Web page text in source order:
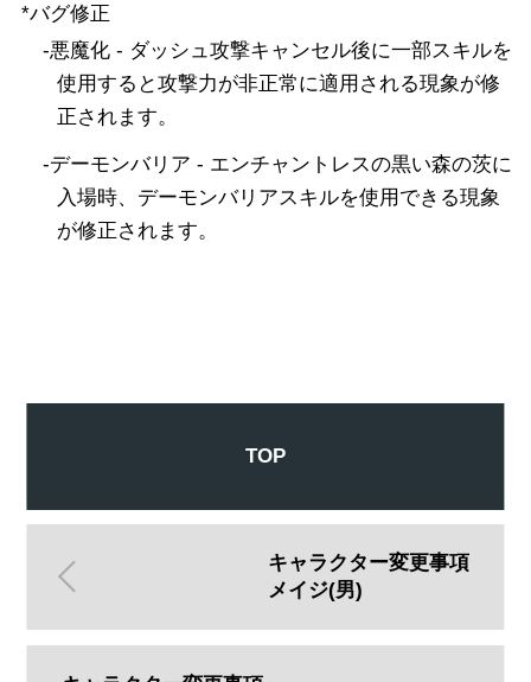
*バグ修正
-悪魔化 - ダッシュ攻撃キャンセル後に一部スキルを
使用すると攻撃力が非正常に適用される現象が修
正されます。
-デーモンバリア - エンチャントレスの黒い森の茨に
入場時、デーモンバリアスキルを使用できる現象
が修正されます。
キャラクター変更事項
メイジ(男)
TOP